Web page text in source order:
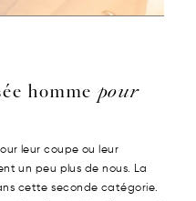
homme pour
leur coupe ou leur
un peu plus de nous. La
cette seconde catégorie.